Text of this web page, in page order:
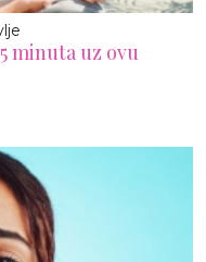
minuta uz ovu